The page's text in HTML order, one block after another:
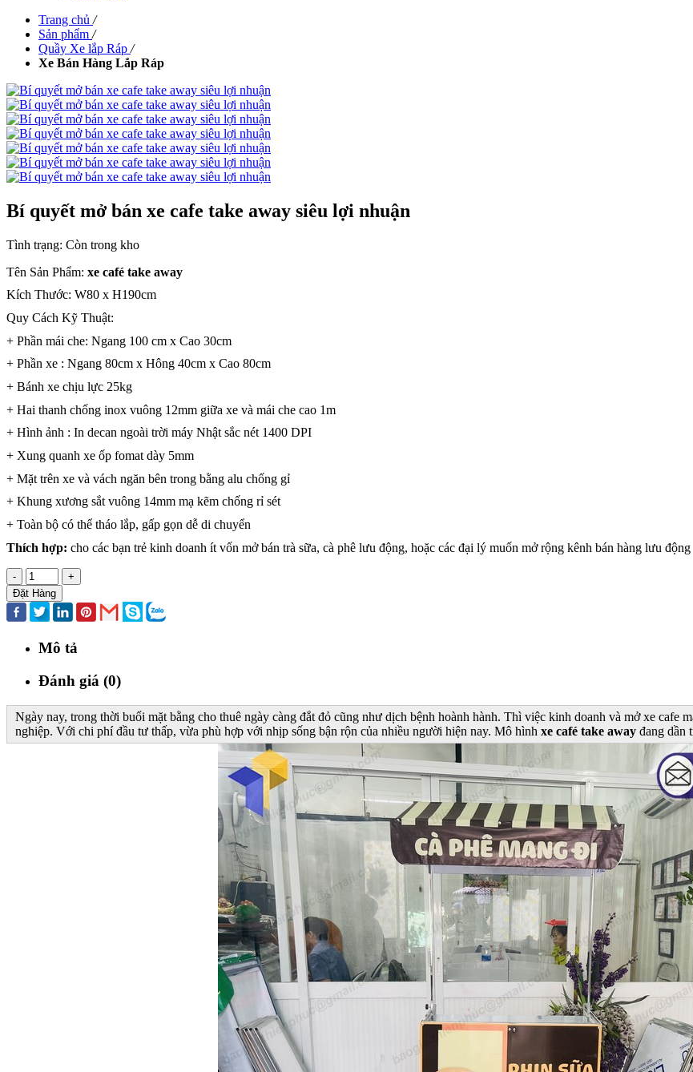
Trang chủ /
Sản phẩm /
Quầy Xe lắp Ráp /
Xe Bán Hàng Lắp Ráp
Bí quyết mở bán xe cafe take away siêu lợi nhuận
Tình trạng: Còn trong kho
Tên Sản Phẩm: xe café take away
Kích Thước: W80 x H190cm
Quy Cách Kỹ Thuật:
+ Phần mái che: Ngang 100 cm x Cao 30cm
+ Phần xe : Ngang 80cm x Hông 40cm x Cao 80cm
+ Bánh xe chịu lực 25kg
+ Hai thanh chống inox vuông 12mm giữa xe và mái che cao 1m
+ Hình ảnh : In decan ngoài trời máy Nhật sắc nét 1400 DPI
+ Xung quanh xe ốp fomat dày 5mm
+ Mặt trên xe và vách ngăn bên trong bằng alu chống gỉ
+ Khung xương sắt vuông 14mm mạ kẽm chống rỉ sét
+ Toàn bộ có thể tháo lắp, gấp gọn dễ di chuyển
Thích hợp: cho các bạn trẻ kinh doanh ít vốn mở bán trà sữa, cà phê lưu động, hoặc các đại lý muốn mở rộng kênh bán hàng lưu động
-
+
Đặt Hàng
Mô tả
Đánh giá (0)
Ngày nay, trong thời buổi mặt bằng cho thuê ngày càng đắt đỏ cũng như dịch bệnh hoành hành. Thì việc kinh doanh và mở xe cafe
nghiệp. Với chi phí đầu tư thấp, vừa phù hợp với nhịp sống bận rộn của nhiều người hiện nay. Mô hình xe café take away đang dần